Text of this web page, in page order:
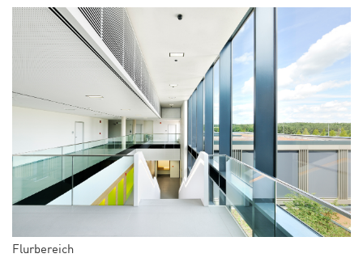
Flurbereich